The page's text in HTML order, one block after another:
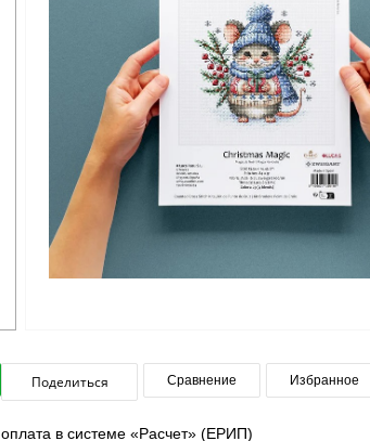
Поделиться Сравнение Избранное
оплата в системе «Расчет» (ЕРИП)